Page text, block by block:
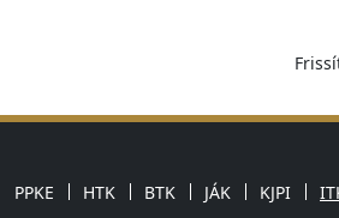
PPKE HTK BTK JÁK KJPI